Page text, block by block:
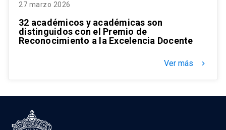
27 marzo 2026
32 académicos y académicas son
distinguidos con el Premio de
Reconocimiento a la Excelencia Docente
Ver más keyboard_arrow_right